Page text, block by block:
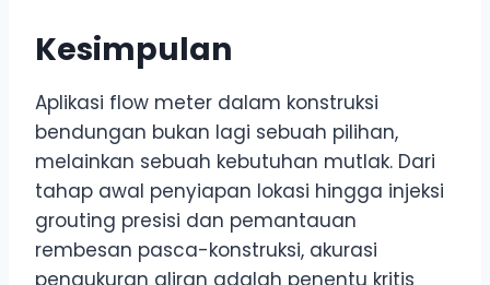
Kesimpulan
Aplikasi flow meter dalam konstruksi
bendungan bukan lagi sebuah pilihan,
melainkan sebuah kebutuhan mutlak. Dari
tahap awal penyiapan lokasi hingga injeksi
grouting presisi dan pemantauan
rembesan pasca-konstruksi, akurasi